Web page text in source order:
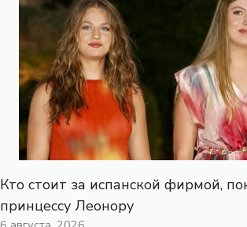
Кто стоит за испанской фирмой,
принцессу Леонору